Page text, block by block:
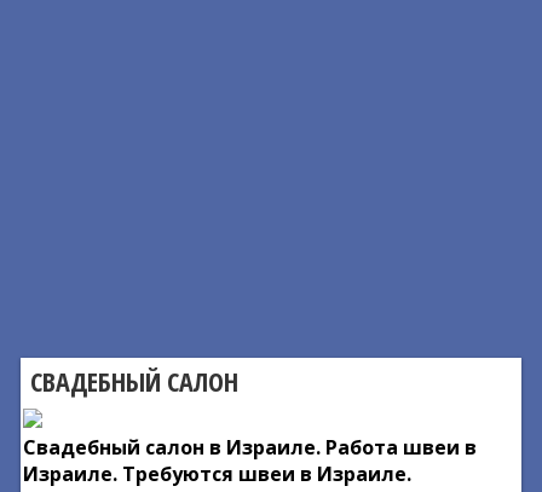
СВАДЕБНЫЙ САЛОН
Свадебный салон в Израиле. Работа швеи в
Израиле. Требуются швеи в Израиле.